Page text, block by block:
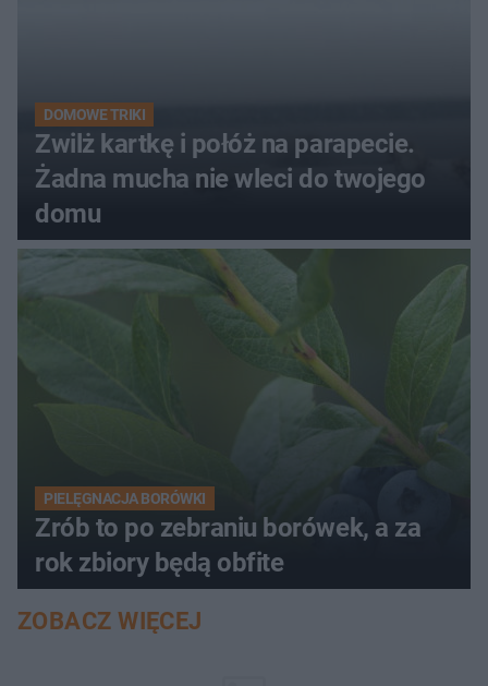
DOMOWE TRIKI
Zwilż kartkę i połóż na parapecie.
Żadna mucha nie wleci do twojego
domu
PIELĘGNACJA BORÓWKI
Zrób to po zebraniu borówek, a za
rok zbiory będą obfite
ZOBACZ WIĘCEJ